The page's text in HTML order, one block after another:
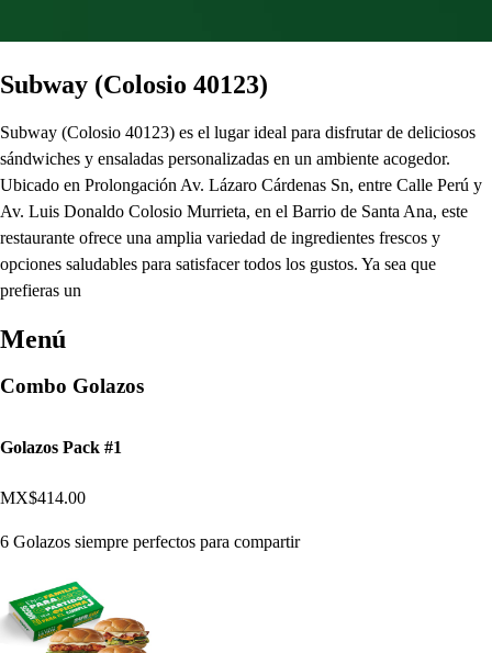
Subway (Colosio 40123)
Subway (Colosio 40123) es el lugar ideal para disfrutar de deliciosos
sándwiches y ensaladas personalizadas en un ambiente acogedor.
Ubicado en Prolongación Av. Lázaro Cárdenas Sn, entre Calle Perú y
Av. Luis Donaldo Colosio Murrieta, en el Barrio de Santa Ana, este
restaurante ofrece una amplia variedad de ingredientes frescos y
opciones saludables para satisfacer todos los gustos. Ya sea que
prefieras un
Menú
Combo Golazos
Golazos Pack #1
MX$414.00
6 Golazos siempre perfectos para compartir